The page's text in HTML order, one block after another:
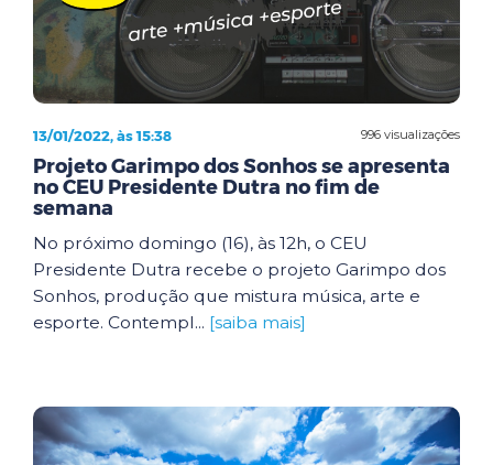
996 visualizações
13/01/2022, às 15:38
Projeto Garimpo dos Sonhos se apresenta
no CEU Presidente Dutra no fim de
semana
No próximo domingo (16), às 12h, o CEU
Presidente Dutra recebe o projeto Garimpo dos
Sonhos, produção que mistura música, arte e
esporte. Contempl... [saiba mais]